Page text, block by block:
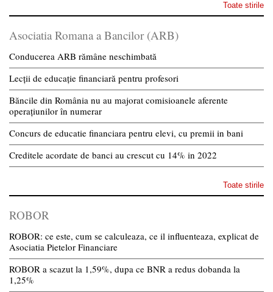
Toate stirile
Asociatia Romana a Bancilor (ARB)
Conducerea ARB rămâne neschimbată
Lecții de educație financiară pentru profesori
Băncile din România nu au majorat comisioanele aferente
operațiunilor în numerar
Concurs de educatie financiara pentru elevi, cu premii in bani
Creditele acordate de banci au crescut cu 14% in 2022
Toate stirile
ROBOR
ROBOR: ce este, cum se calculeaza, ce il influenteaza, explicat de
Asociatia Pietelor Financiare
ROBOR a scazut la 1,59%, dupa ce BNR a redus dobanda la
1,25%